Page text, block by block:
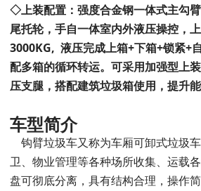
◇上装配置： 强度合金钢一体式主勾
尾托轮，手自一体室内外液压操控，
3000KG, 液压完成上箱+下箱+锁紧+
配多箱的循环转运。可采用加强型上
压支腿，搭配建筑垃圾箱使用，提升
车型简介
钩臂垃圾车又称为车厢可卸式垃圾
卫、物业管理等各种场所收集、运载
盘可彻底分离，具有结构合理，操作